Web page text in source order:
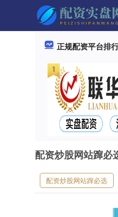
正规配资平台排
配资炒股网站蹿必
配资炒股网站蹿必选